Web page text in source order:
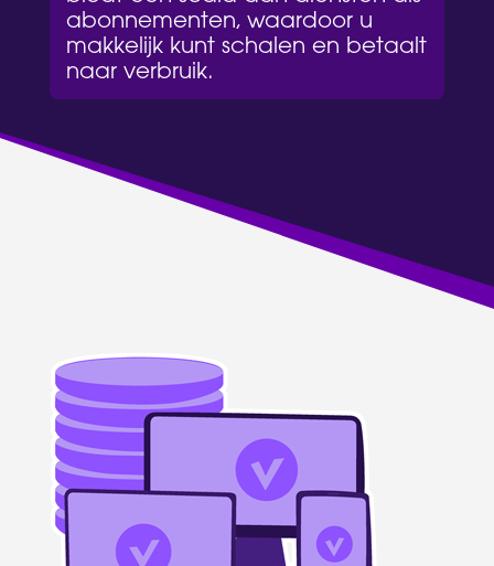
abonnementen, waardoor u
makkelijk kunt schalen en betaalt
naar verbruik.